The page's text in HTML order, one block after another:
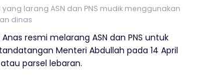
yang larang ASN dan PNS mudik menggunakan
dinas
resmi melarang ASN dan PNS untuk
Menteri Abdullah pada 14 April
parsel lebaran.